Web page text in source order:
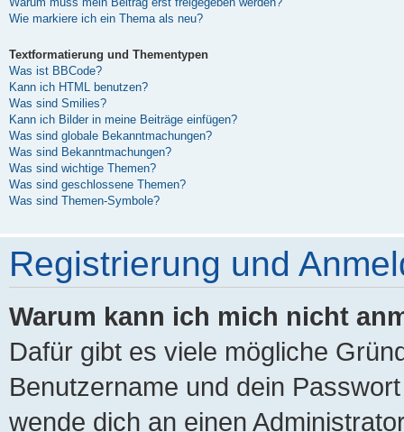
Wie markiere ich ein Thema als neu?
Textformatierung und Thementypen
Was ist BBCode?
Kann ich HTML benutzen?
Was sind Smilies?
Kann ich Bilder in meine Beiträge einfügen?
Was sind globale Bekanntmachungen?
Was sind Bekanntmachungen?
Was sind wichtige Themen?
Was sind geschlossene Themen?
Was sind Themen-Symbole?
Registrierung und
Warum kann ich mich nicht
Dafür gibt es viele mögliche
Benutzername und dein
wende dich an einen